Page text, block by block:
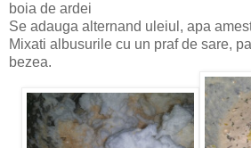
boia de ardei
Se adauga alternand uleiul, apa
Mixati albusurile cu un praf de sare,
bezea.